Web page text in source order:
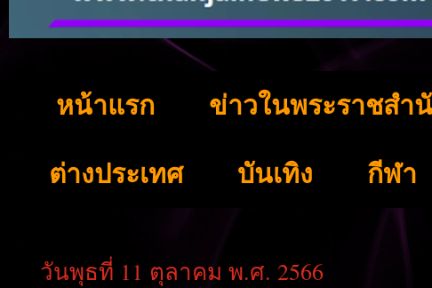
หน้าแรก ข่าวในพระราชสำ
ต่างประเทศ บันเทิง กีฬา
วันพุธที่ 11 ตุลาคม พ.ศ. 2566